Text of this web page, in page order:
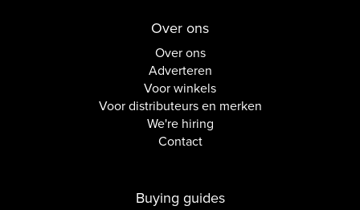
Over ons
Over ons
Adverteren
Voor winkels
Voor distributeurs en merken
We're hiring
Contact
Buying guides